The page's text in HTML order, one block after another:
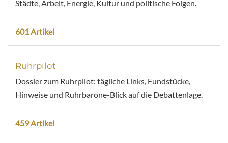
Städte, Arbeit, Energie, Kultur und politische Folgen.
601 Artikel
Ruhrpilot
Dossier zum Ruhrpilot: tägliche Links, Fundstücke,
Hinweise und Ruhrbarone-Blick auf die Debattenlage.
459 Artikel